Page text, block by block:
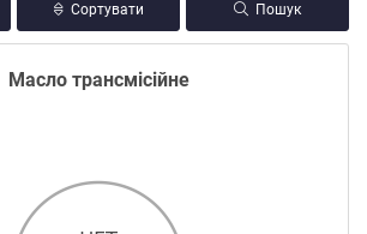
Сортувати Пошук
Масло трансмісійне